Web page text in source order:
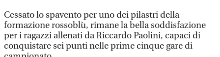
Cessato lo spavento per uno dei pilastri della
formazione rossoblù, rimane la bella soddisfazione
per i ragazzi allenati da Riccardo Paolini, capaci di
conquistare sei punti nelle prime cinque gare di